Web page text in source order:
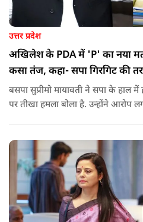
उत्तर प्रदेश
अखिलेश के PDA में 'P' का नया
कसा तंज, कहा- सपा गिरगिट की
बसपा सुप्रीमो मायावती ने सपा के हाल
पर तीखा हमला बोला है. उन्होंने आरोप